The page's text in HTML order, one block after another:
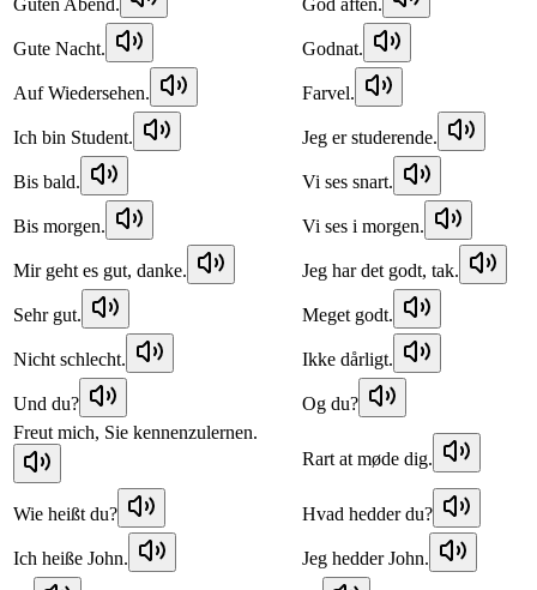
Gute Nacht. Godnat.
Auf Wiedersehen. Farvel.
Ich bin Student. Jeg er studerende.
Bis bald. Vi ses snart.
Bis morgen. Vi ses i morgen.
Mir geht es gut, danke. Jeg har det godt, tak.
Sehr gut. Meget godt.
Nicht schlecht. Ikke dårligt.
Und du?
Og du?
Freut mich, Sie kennenzulernen.
Rart at møde dig.
Wie heißt du? Hvad hedder du?
Ich heiße John. Jeg hedder John.